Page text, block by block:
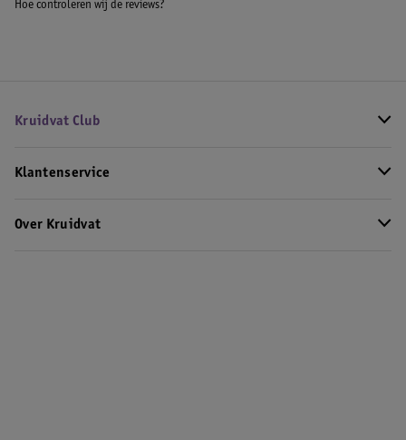
Hoe controleren wij de reviews?
Kruidvat Club
Klantenservice
Over Kruidvat